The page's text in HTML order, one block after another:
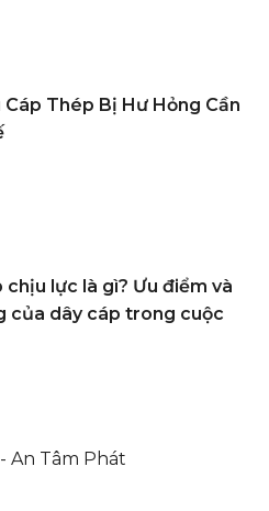
Cáp Thép Bị Hư Hỏng Cần
chịu lực là gì? Ưu điểm và
của dây cáp trong cuộc